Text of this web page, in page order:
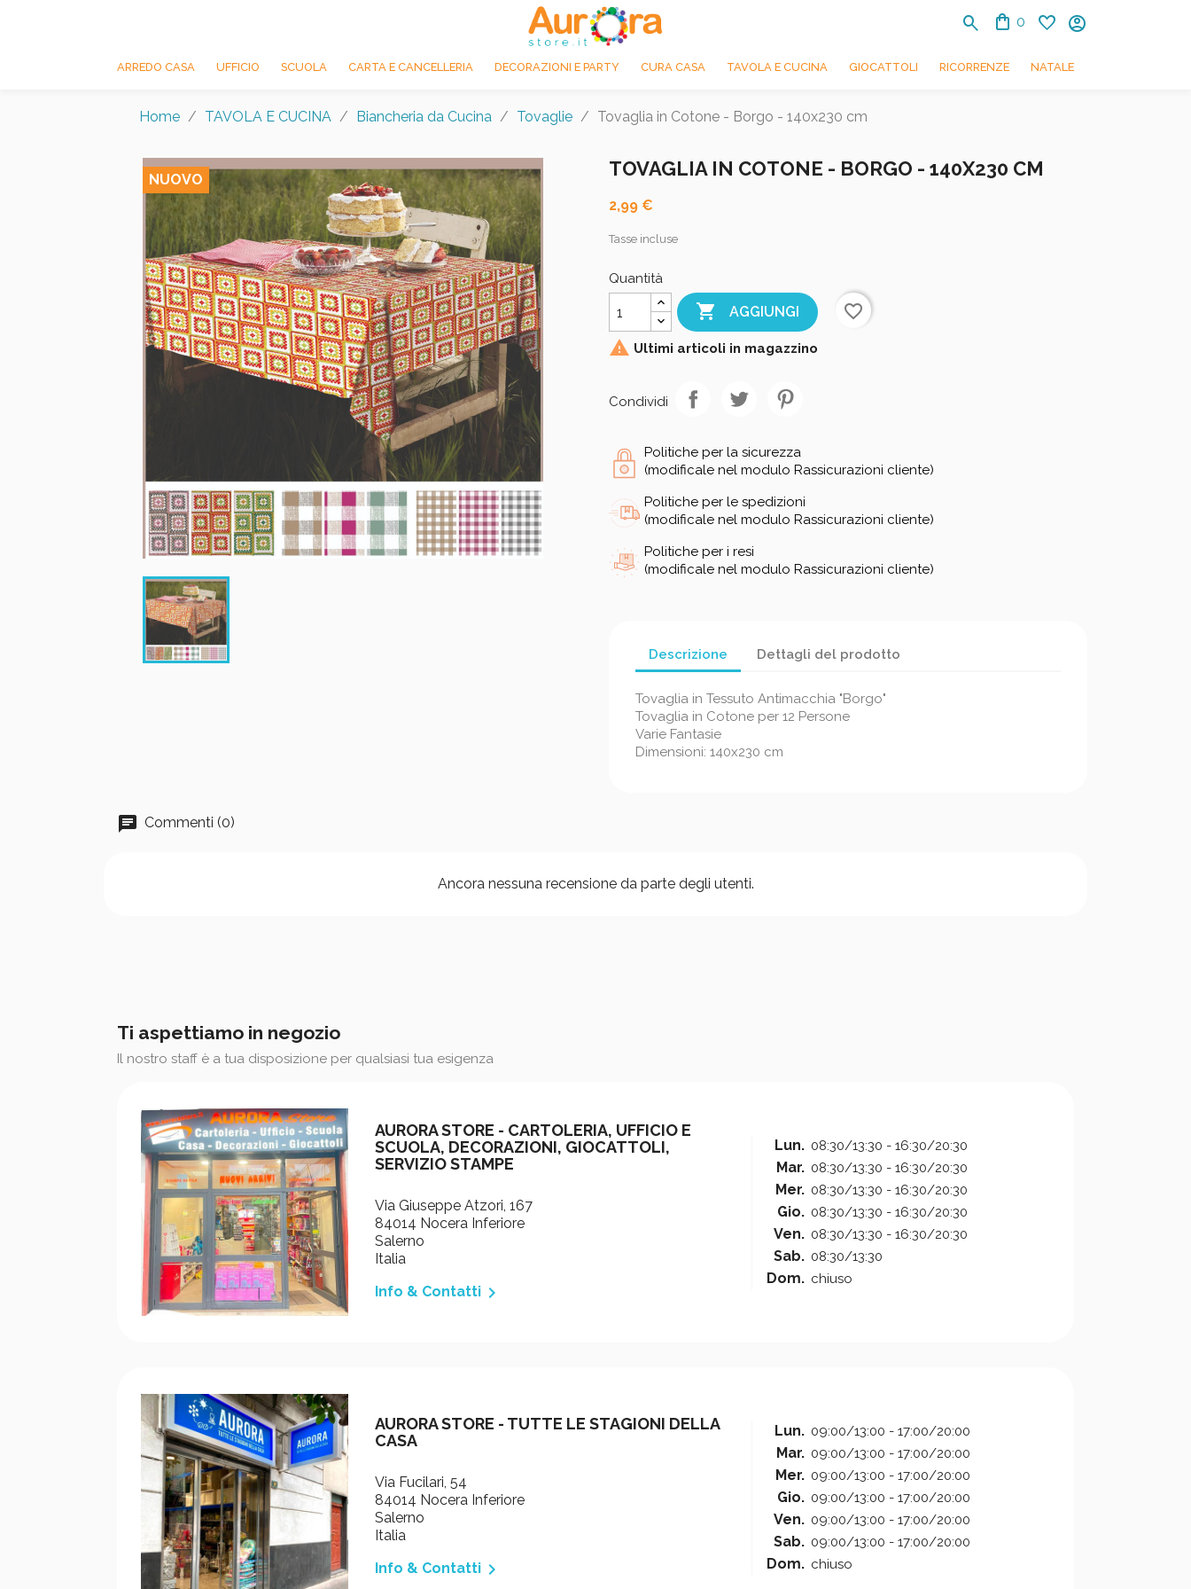
search shopping_bag 0 favorite account_circle
ARREDO CASA UFFICIO SCUOLA CARTA E CANCELLERIA DECORAZIONI E PARTY CURA CASA TAVOLA E CUCINA GIOCATTOLI RICORRENZE NATALE
Home TAVOLA E CUCINA Biancheria da Cucina Tovaglie Tovaglia in Cotone - Borgo - 140x230 cm
NUOVO TOVAGLIA IN COTONE - BORGO - 140X230 CM
2,99 €
Tasse incluse
Quantità
 AGGIUNGI
favorite_border
 Ultimi articoli in magazzino
Condividi
Politiche per la sicurezza
(modificale nel modulo Rassicurazioni cliente)
Politiche per le spedizioni
(modificale nel modulo Rassicurazioni cliente)
Politiche per i resi
(modificale nel modulo Rassicurazioni cliente)
Descrizione Dettagli del prodotto
Tovaglia in Tessuto Antimacchia "Borgo"
Tovaglia in Cotone per 12 Persone
Varie Fantasie
Dimensioni: 140x230 cm
Commenti (0)
Ancora nessuna recensione da parte degli utenti.
Ti aspettiamo in negozio
Il nostro staff è a tua disposizione per qualsiasi tua esigenza
AURORA STORE - CARTOLERIA, UFFICIO E
SCUOLA, DECORAZIONI, GIOCATTOLI,
SERVIZIO STAMPE
Via Giuseppe Atzori, 167
84014 Nocera Inferiore
Salerno
Italia
Info & Contatti 
Lun. 08:30/13:30 - 16:30/20:30
Mar. 08:30/13:30 - 16:30/20:30
Mer. 08:30/13:30 - 16:30/20:30
Gio. 08:30/13:30 - 16:30/20:30
Ven. 08:30/13:30 - 16:30/20:30
Sab. 08:30/13:30
Dom. chiuso
AURORA STORE - TUTTE LE STAGIONI DELLA
CASA
Via Fucilari, 54
84014 Nocera Inferiore
Salerno
Italia
Info & Contatti 
Lun. 09:00/13:00 - 17:00/20:00
Mar. 09:00/13:00 - 17:00/20:00
Mer. 09:00/13:00 - 17:00/20:00
Gio. 09:00/13:00 - 17:00/20:00
Ven. 09:00/13:00 - 17:00/20:00
Sab. 09:00/13:00 - 17:00/20:00
Dom. chiuso